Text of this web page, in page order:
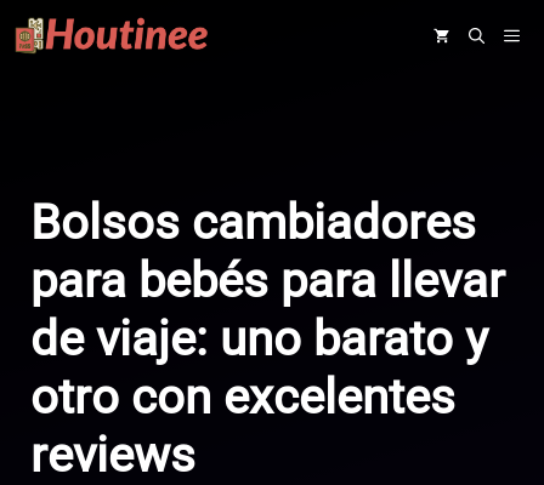
Saltar
al
Bolsos cambiadores
para bebés para llevar
de viaje: uno barato y
otro con excelentes
reviews